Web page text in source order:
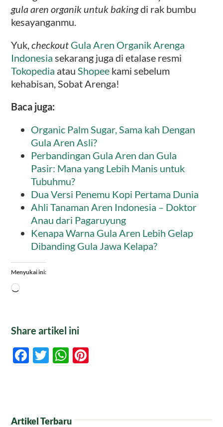
gula aren organik untuk bakingdi rak bumbu
kesayanganmu.
Yuk,checkout Gula Aren Organik Arenga
Indonesia sekarang juga di etalase resmi
Tokopedia atauShopee kami sebelum
kehabisan, Sobat Arenga!
Baca juga:
Organic Palm Sugar, Sama kah Dengan
Gula Aren Asli?
Perbandingan Gula Aren dan Gula
Pasir: Mana yang Lebih Manis untuk
Tubuhmu?
Dua Versi Penemu Kopi Pertama Dunia
Ahli Tanaman Aren Indonesia – Doktor
Anau dari Pagaruyung
Kenapa Warna Gula Aren Lebih Gelap
Dibanding Gula Jawa Kelapa?
Menyukai ini:
Memuat...
Share artikel ini
Facebook
TwitterWhatsApp
Artikel Terbaru